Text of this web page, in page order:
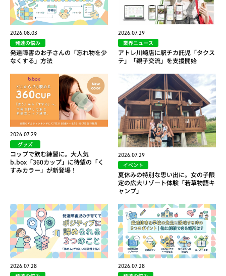
2026.08.03
発達の悩み
発達障害のお子さんの「忘れ物を少
なくする」方法
2026.07.29
業界ニュース
アトレ川崎店に駅チカ託児「タクス
テ」「親子交流」を支援開始
2026.07.29
グッズ
コップで飲む練習に。大人気
b.box「360カップ」に待望の「く
すみカラー」が新登場！
2026.07.29
イベント
夏休みの特別な思い出に。女の子限
定の広大リゾート体験「若草物語キ
ャンプ」
2026.07.28 2026.07.28